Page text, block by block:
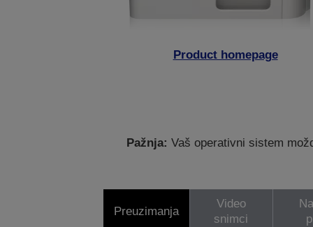
Product homepage
Pažnja: Vaš operativni sistem
Preuzimanja
Video
snimci